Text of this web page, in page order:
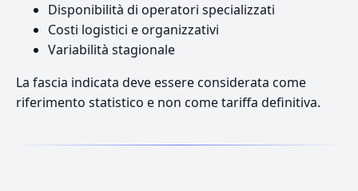
Disponibilità di operatori specializzati
Costi logistici e organizzativi
Variabilità stagionale
La fascia indicata deve essere considerata come
riferimento statistico e non come tariffa definitiva.